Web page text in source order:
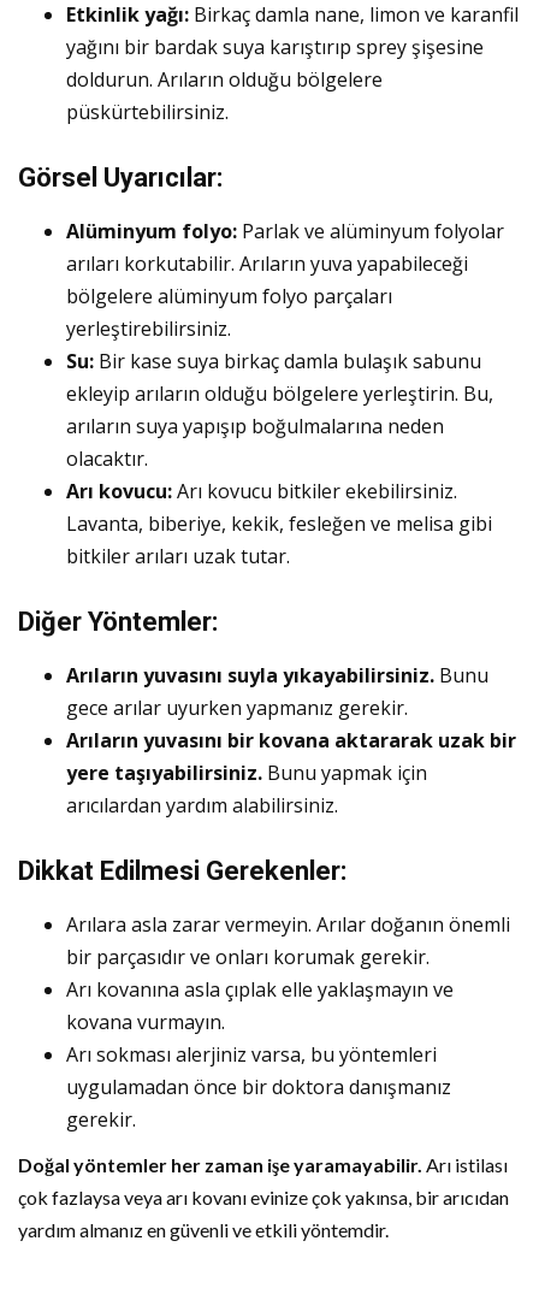
Etkinlik yağı: Birkaç damla nane, limon ve karanfil
yağını bir bardak suya karıştırıp sprey şişesine
doldurun. Arıların olduğu bölgelere
püskürtebilirsiniz.
Görsel Uyarıcılar:
Alüminyum folyo: Parlak ve alüminyum folyolar
arıları korkutabilir. Arıların yuva yapabileceği
bölgelere alüminyum folyo parçaları
yerleştirebilirsiniz.
Su: Bir kase suya birkaç damla bulaşık sabunu
ekleyip arıların olduğu bölgelere yerleştirin. Bu,
arıların suya yapışıp boğulmalarına neden
olacaktır.
Arı kovucu:Arı kovucu bitkiler ekebilirsiniz.
Lavanta, biberiye, kekik, fesleğen ve melisa gibi
bitkiler arıları uzak tutar.
Diğer Yöntemler:
Arıların yuvasını suyla yıkayabilirsiniz. Bunu
gece arılar uyurken yapmanız gerekir.
Arıların yuvasını bir kovana aktararak uzak bir
yere taşıyabilirsiniz. Bunu yapmak için
arıcılardan yardım alabilirsiniz.
Dikkat Edilmesi Gerekenler:
Arılara asla zarar vermeyin. Arılar doğanın önemli
bir parçasıdır ve onları korumak gerekir.
Arı kovanına asla çıplak elle yaklaşmayın ve
kovana vurmayın.
Arı sokması alerjiniz varsa, bu yöntemleri
uygulamadan önce bir doktora danışmanız
gerekir.
Doğal yöntemler her zaman işe yaramayabilir. Arı istilası
çok fazlaysa veya arı kovanı evinize çok yakınsa, bir arıcıdan
yardım almanız en güvenli ve etkili yöntemdir.